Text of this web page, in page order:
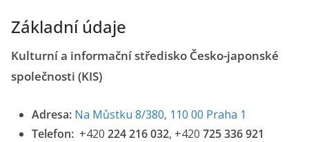
Základní údaje
Kulturní a informační středisko Česko-japonské
společnosti (KIS)
Adresa: Na Můstku 8/380, 110 00 Praha 1
Telefon: +420 224 216 032, +420 725 336 921